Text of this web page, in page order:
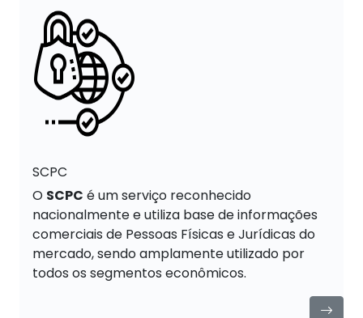
SCPC
O SCPC é um serviço reconhecido
nacionalmente e utiliza base de informações
comerciais de Pessoas Físicas e Jurídicas do
mercado, sendo amplamente utilizado por
todos os segmentos econômicos.